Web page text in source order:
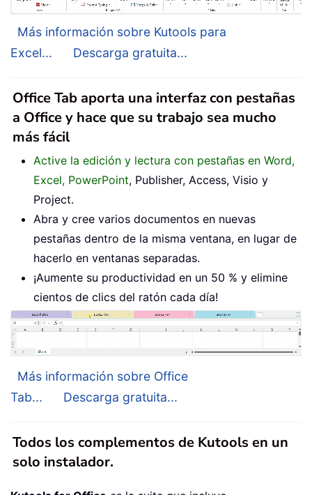
Más información sobre Kutools para
Excel...
Descarga gratuita...
Office Tab aporta una interfaz con pestañas
a Office y hace que su trabajo sea mucho
más fácil
Active la edición y lectura con pestañas en Word,
Excel, PowerPoint, Publisher, Access, Visio y
Project.
Abra y cree varios documentos en nuevas
pestañas dentro de la misma ventana, en lugar de
hacerlo en ventanas separadas.
¡Aumente su productividad en un 50 % y elimine
cientos de clics del ratón cada día!
Más información sobre Office
Tab...
Descarga gratuita...
Todos los complementos de Kutools en un
solo instalador.